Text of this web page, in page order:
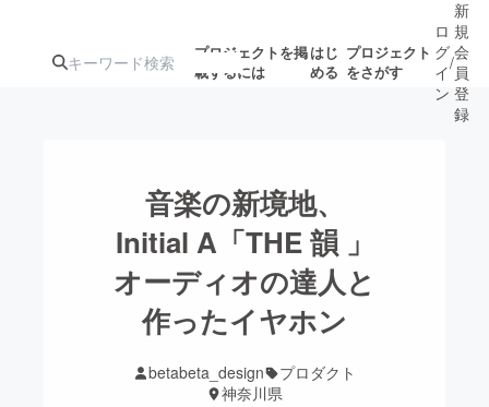
プロジェクトを掲
載するには
はじ
める
プロジェクト
をさがす
注目のリ 注目の新着プロ
ジェクト
募集終了が近いプ
ロジェクト
アート・写真
ロ
グ
イ
ン
/
新
規
会
員
登
録
音楽の新境地、
Initial A「THE 韻 」
オーディオの達人と
作ったイヤホン
betabeta_design
プロダクト
神奈川県